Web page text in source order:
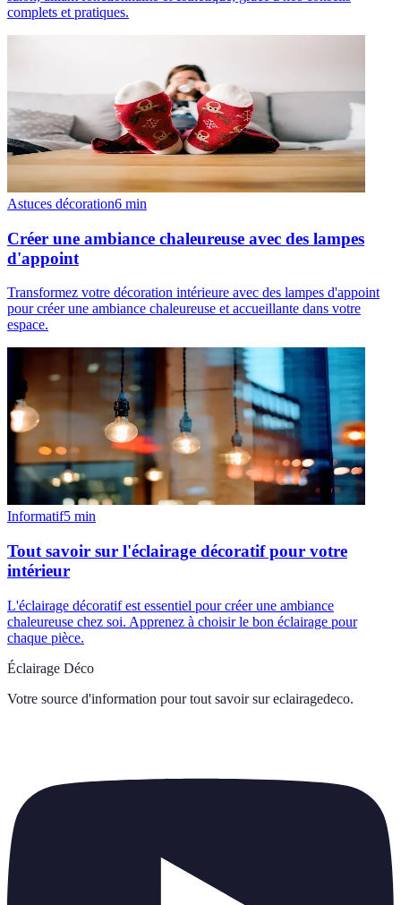
complets et pratiques.
Astuces décoration6 min
Créer une ambiance chaleureuse avec des lampes
d'appoint
Transformez votre décoration intérieure avec des lampes d'appoint
pour créer une ambiance chaleureuse et accueillante dans votre
espace.
Informatif5 min
Tout savoir sur l'éclairage décoratif pour votre
intérieur
L'éclairage décoratif est essentiel pour créer une ambiance
chaleureuse chez soi. Apprenez à choisir le bon éclairage pour
chaque pièce.
Éclairage Déco
Votre source d'information pour tout savoir sur eclairagedeco.